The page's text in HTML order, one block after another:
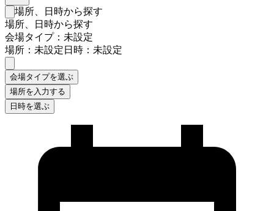
検索フォームを閉じる
場所、日時から探す
場所、日時から探す
会場タイプ：未設定
場所：未設定日時：未設定
会場タイプを選ぶ
場所を入力する
日時を選ぶ